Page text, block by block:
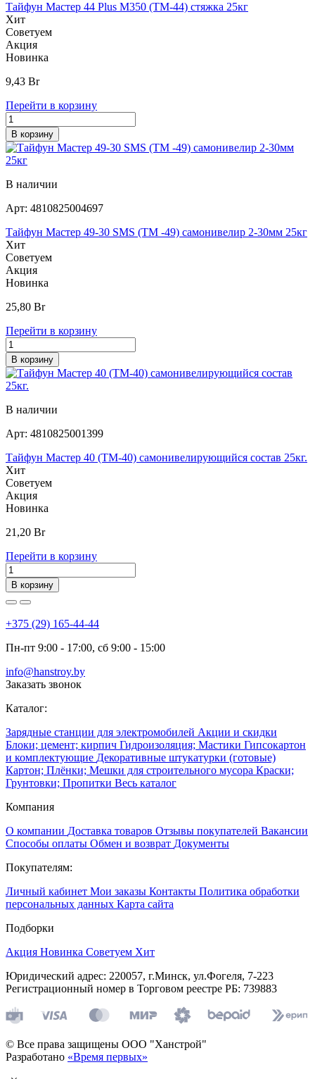
Тайфун Мастер 44 Plus М350 (ТМ-44) cтяжка 25кг
Хит
Советуем
Акция
Новинка
9,43 Br
Перейти в корзину
В корзину
В наличии
Арт: 4810825004697
Тайфун Мастер 49-30 SMS (ТМ -49) самонивелир 2-30мм 25кг
Хит
Советуем
Акция
Новинка
25,80 Br
Перейти в корзину
В корзину
В наличии
Арт: 4810825001399
Тайфун Мастер 40 (ТМ-40) самонивелирующийся состав 25кг.
Хит
Советуем
Акция
Новинка
21,20 Br
Перейти в корзину
В корзину
+375 (29) 165-44-44
Пн-пт 9:00 - 17:00, сб 9:00 - 15:00
info@hanstroy.by
Заказать звонок
Каталог:
Зарядные станции для электромобилей Акции и скидки
Блоки; цемент; кирпич Гидроизоляция; Мастики Гипсокартон
и комплектующие Декоративные штукатурки (готовые)
Картон; Плёнки; Мешки для строительного мусора Краски;
Грунтовки; Пропитки Весь каталог
Компания
О компании Доставка товаров Отзывы покупателей Вакансии
Способы оплаты Обмен и возврат Документы
Покупателям:
Личный кабинет Мои заказы Контакты Политика обработки
персональных данных Карта сайта
Подборки
Акция Новинка Советуем Хит
Юридический адрес: 220057, г.Минск, ул.Фогеля, 7-223
Регистрационный номер в Торговом реестре РБ: 739883
© Все права защищены ООО "Ханстрой"
Разработано «Время первых»